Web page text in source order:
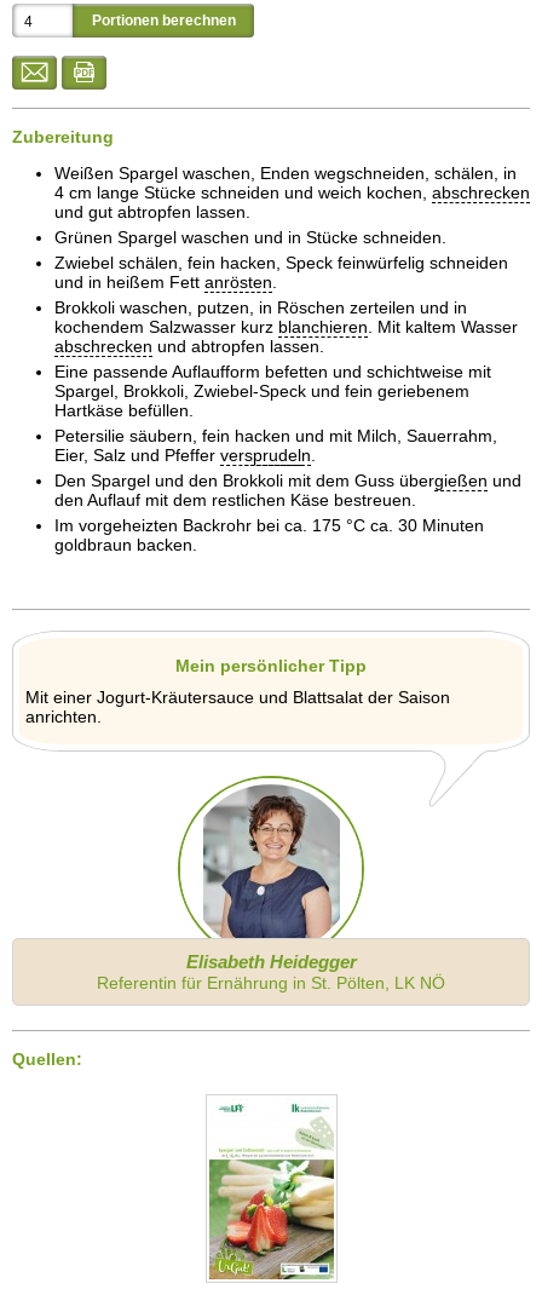
Zubereitung
Weißen Spargel waschen, Enden wegschneiden, schälen, in
4 cm lange Stücke schneiden und weich kochen, abschrecken
und gut abtropfen lassen.
Grünen Spargel waschen und in Stücke schneiden.
Zwiebel schälen, fein hacken, Speck feinwürfelig schneiden
und in heißem Fett anrösten
Brokkoli waschen, putzen, in Röschen zerteilen und in
kochendem Salzwasser kurz blanchieren . Mit kaltem Wasser
abschrecken und abtropfen lassen.
Eine passende Auflaufform befetten und schichtweise mit
Spargel, Brokkoli, Zwiebel-Speck und fein geriebenem
Hartkäse befüllen.
Petersilie säubern, fein hacken und mit Milch, Sauerrahm,
Eier, Salz und Pfeffer versprudeln
Den Spargel und den Brokkoli mit dem Guss übergießen und
den Auflauf mit dem restlichen Käse bestreuen.
Im vorgeheizten Backrohr bei ca. 175 °C ca. 30 Minuten
goldbraun backen.
Mein persönlicher Tipp
Mit einer Jogurt-Kräutersauce und Blattsalat der Saison
anrichten.
Elisabeth Heidegger
Referentin für Ernährung in St. Pölten, LK NÖ
Quellen: